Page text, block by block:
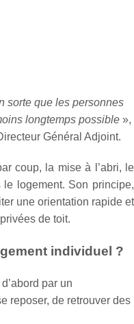
sorte que les personnes
longtemps possible »,
Général Adjoint.
coup, la mise à l’abri, le
logement. Son principe,
une orientation rapide et
de toit.
individuel ?
par un
reposer, de retrouver des